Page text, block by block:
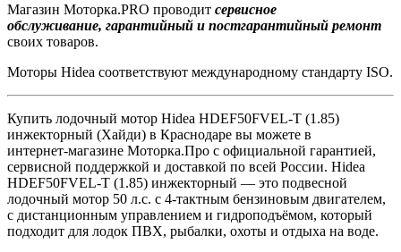
Магазин Моторка.PRO проводит сервисное
обслуживание, гарантийный и постгарантийный ремонт
своих товаров.
Моторы Hidea соответствуют международному стандарту ISO.
Купить лодочный мотор Hidea HDEF50FVEL-T (1.85)
инжекторный (Хайди) в Краснодаре вы можете в
интернет‑магазине Моторка.Про с официальной гарантией,
сервисной поддержкой и доставкой по всей России. Hidea
HDEF50FVEL-T (1.85) инжекторный — это подвесной
лодочный мотор 50 л.с. с 4‑тактным бензиновым двигателем,
с дистанционным управлением и гидроподъёмом, который
подходит для лодок ПВХ, рыбалки, охоты и отдыха на воде.